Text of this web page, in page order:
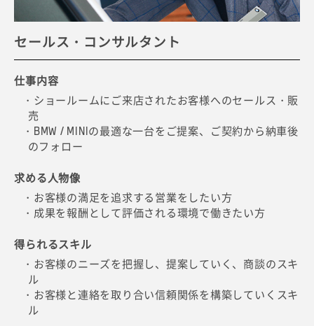
セールス・コンサルタント
仕事内容
・ショールームにご来店されたお客様へのセールス・販
売
・BMW / MINIの最適な一台をご提案、ご契約から納車後
のフォロー
求める人物像
・お客様の満足を追求する営業をしたい方
・成果を報酬として評価される環境で働きたい方
得られるスキル
・お客様のニーズを把握し、提案していく、商談のスキ
ル
・お客様と連絡を取り合い信頼関係を構築していくスキ
ル
テクニシャン
仕事内容
・修理や定期点検・車検、オプション機器や部品の取付
など整備士としての業務
・BMW / MINI正規ディーラーならではのスペシャル･ツ
ールや最先端の専用診断機を扱った整備
求める人物像
・誰にも負けない技術を身に付けたい方
・自分の価値を新しいステージで試してみたい方
得られるスキル
・最新技術を多数採用したハイクオリティな車両を整備
するスキル
サービス・アドバイザー
仕事内容
・修理の受付時にお客様のご要望やニーズを伺い、他の
スタッフと連携をしながら最適なメインテナンスなど
を提案
・行なったメインテナンス内容や今後のメインテナン
ス・アドバイスの説明
求める人物像
・的確に情報を聞き出し、その情報を別の方へ伝達でき
る方
・お客様のニーズを満たし、お客様の歓びのために努力
できる方
得られるスキル
・お客様のご要望を的確にヒアリングするスキル
プロダクト・ジーニアス
仕事内容
・ご来店されるお客様の疑問や要望に対してお答えをし
ながら商品を提案
・お客様が購入をご検討される場合は、営業担当（セー
ルス・コンサルタント）へと連携
求める人物像
・商談事よりも、お客様に商品の魅力を伝えることに集
中したい方
・自ら発信する能力を活かしたいと考えている方
得られるスキル
・デザインや最新テクノロジーBMW / MINIについて網羅
的な知識
マネジャー
仕事内容
・ディーラーの持つ拠点のマネジャーとしてスタッフを
まとめあげ、目標達成を目指す
求める人物像
・自身がブランドの一部となり、リーダーシップを発揮
できる方
得られるスキル
・BMW / MINI Group全体の戦略を反映して舵取りを行う
スキル
BMWのマネジャー